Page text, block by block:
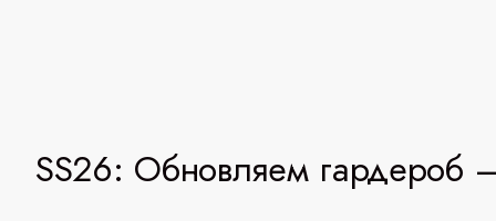
SS26: Обновляем гардероб